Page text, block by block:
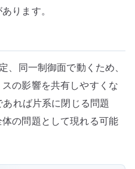
ります。
、同一制御面で動くため、
の影響を共有しやすくな
れば片系に閉じる問題
の問題として現れる可能